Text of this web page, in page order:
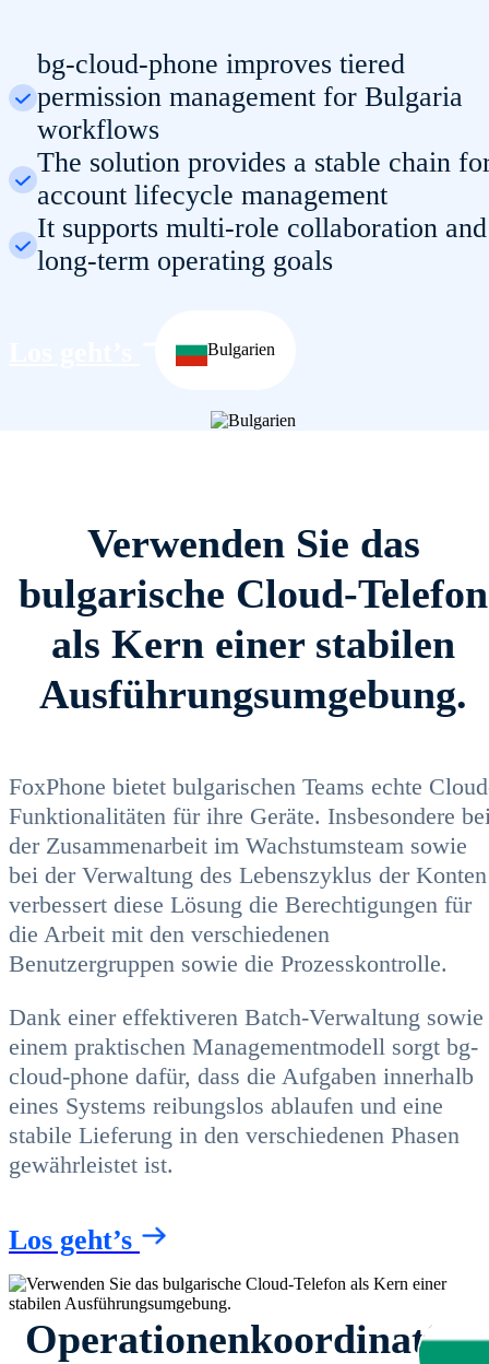
bg-cloud-phone improves tiered
permission management for Bulgaria
workflows
The solution provides a stable chain
account lifecycle management
It supports multi-role collaboration and
long-term operating goals
Bulgarien
Verwenden Sie das
bulgarische Cloud-Telefon
als Kern einer stabilen
Ausführungsumgebung.
FoxPhone bietet bulgarischen Teams echte
Funktionalitäten für ihre Geräte. Insbesondere
der Zusammenarbeit im Wachstumsteam sowie
bei der Verwaltung des Lebenszyklus der Konten
verbessert diese Lösung die Berechtigungen für
die Arbeit mit den verschiedenen
Benutzergruppen sowie die Prozesskontrolle.
Dank einer effektiveren Batch-Verwaltung sowie
einem praktischen Managementmodell sorgt bg-
cloud-phone dafür, dass die Aufgaben innerhalb
eines Systems reibungslos ablaufen und eine
stabile Lieferung in den verschiedenen Phasen
gewährleistet ist.
Los geht’s
Operationenkoordination